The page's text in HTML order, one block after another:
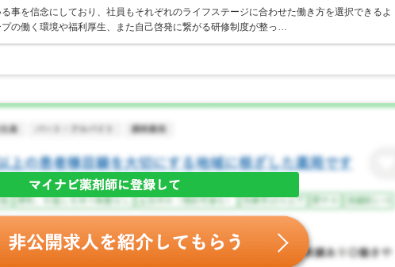
事を信念にしており、社員もそれぞれのライフステージに合わせた働き方を選択できるよ
の働く環境や福利厚生、また自己啓発に繋がる研修制度が整っ…